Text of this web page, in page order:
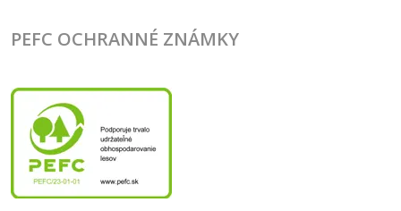
PEFC OCHRANNÉ ZNÁMKY